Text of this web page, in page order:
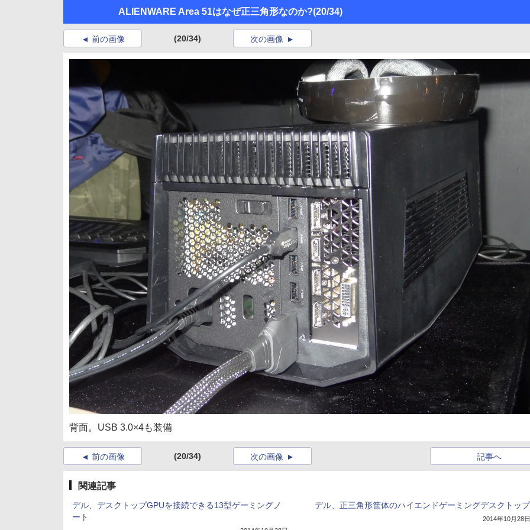
ALIENWARE Area 51はなぜ正三角形なのか?(20/34)
前の画像 (20/34) 次の画像
背面。USB 3.0×4も装備
前の画像 (20/34) 次の画像 記事へ
関連記事
デル、デスクトップGPUを接続できる13型ゲーミングノ
ート
デル、正三角形筐体のハイエンドゲーミングデスクトップ
2014年10月28日